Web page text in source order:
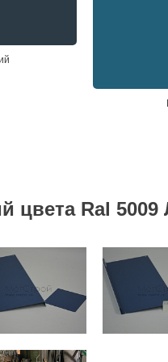
цвета Ral 5009